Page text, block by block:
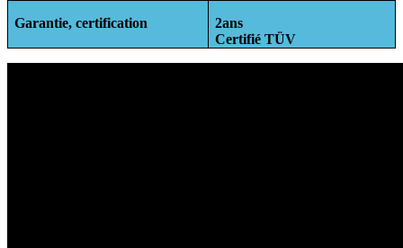
Garantie, certification
2ans
Certifié TÜV